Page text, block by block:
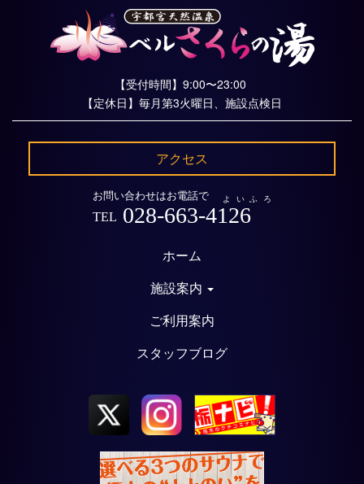
【受付時間】9:00〜23:00
【定休日】毎月第3火曜日、施設点検日
アクセス
お問い合わせはお電話で よいふろ
TEL 028-663-4126
ホーム
施設案内
ご利用案内
スタッフブログ